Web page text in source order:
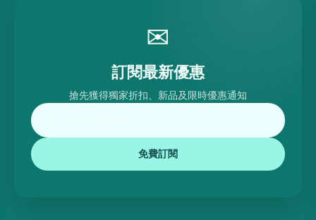
✉
訂閱最新優惠
搶先獲得獨家折扣、新品及限時優惠通知
免費訂閱